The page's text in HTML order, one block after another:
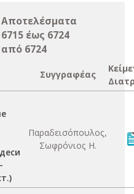
Αποτελέσματα
6715 έως 6724
από 6724
Συγγραφέας
Παραδεισόπουλος,
Σωφρόνιος Η.